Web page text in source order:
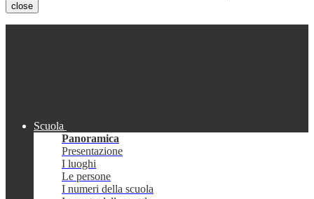
close
Scuola
Panoramica
Presentazione
I luoghi
Le persone
I numeri della scuola